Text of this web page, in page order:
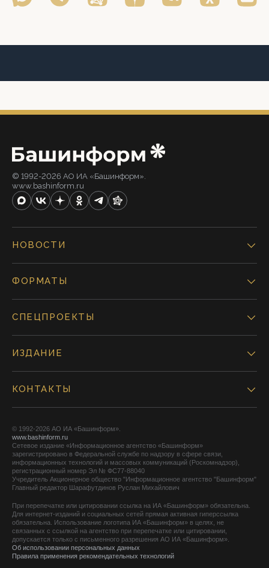
© 1992-2026 АО ИА «Башинформ».
www.bashinform.ru
НОВОСТИ
ФОРМАТЫ
СПЕЦПРОЕКТЫ
ИЗДАНИЕ
КОНТАКТЫ
© 1992-2026 АО ИА «Башинформ».
www.bashinform.ru
Сетевое издание «Информационное агентство «Башинформ»
зарегистрировано в Федеральной службе по надзору в сфере связи,
информационных технологий и массовых коммуникаций (Роскомнадзор),
регистрационный номер Эл № ФС77-88040
Учредитель Акционерное общество "Информационное агентство "Башинформ"
Главный редактор Шарафутдинов Руслан Михайлович
При перепечатке или цитировании ссылка на ИА «Башинформ» обязательна.
Для интернет-изданий и социальных сетей прямая активная гиперссылка
обязательна. Использование логотипа ИА «Башинформ» в целях, не
связанных с ссылкой на агентство при перепечатке или цитировании,
допускается только с письменного разрешения АО ИА «Башинформ».
Об использовании персональных данных
Правила применения рекомендательных технологий